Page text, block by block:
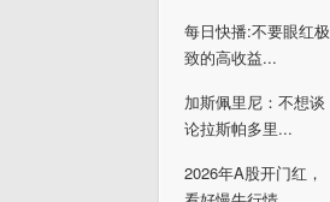
每日快播:不要眼红极
致的高收益...
加斯佩里尼：不想谈
论拉斯帕多里...
2026年A股开门红，